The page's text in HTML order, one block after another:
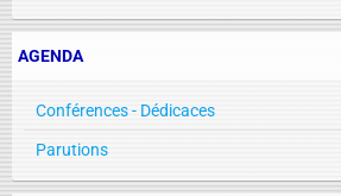
AGENDA
Conférences - Dédicaces
Parutions